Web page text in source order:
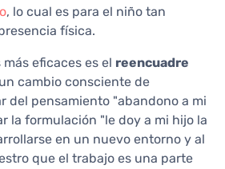
, lo cual es para el niño tan
física.
eficaces es el reencuadre
cambio consciente de
del pensamiento "abandono a mi
la formulación "le doy a mi hijo la
en un nuevo entorno y al
que el trabajo es una parte